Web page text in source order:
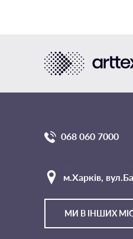
068 060 7000
м.Харкiв,
МИ В ІНШИХ